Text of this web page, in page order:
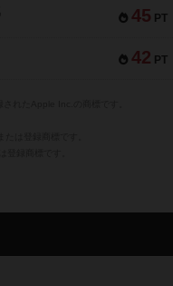
45 PT
42 PT